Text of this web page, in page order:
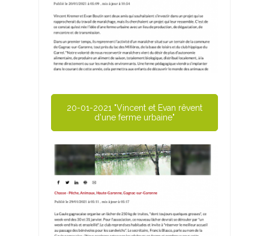
20-01-2021 "Vincent et Evan rêvent
d'une ferme urbaine"